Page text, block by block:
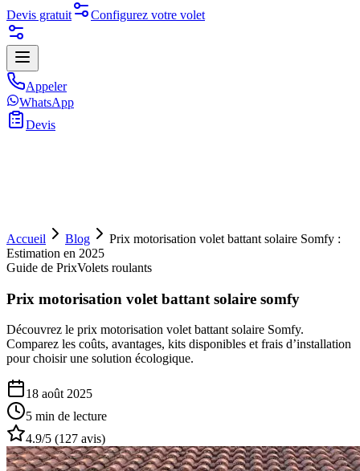
Devis gratuit
Configurez votre volet
Appeler
WhatsApp
Devis
Accueil Blog
Prix motorisation volet battant solaire Somfy :
Estimation en 2025
Guide de PrixVolets roulants
Prix motorisation volet battant solaire somfy
Découvrez le prix motorisation volet battant solaire Somfy.
Comparez les coûts, avantages, kits disponibles et frais d’installation
pour choisir une solution écologique.
18 août 2025
5 min de lecture
4.9/5 (127 avis)